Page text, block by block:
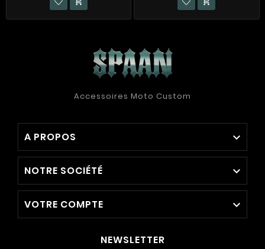
Accessoires Moto Custom
A PROPOS 
NOTRE SOCIÉTÉ 
VOTRE COMPTE 
NEWSLETTER